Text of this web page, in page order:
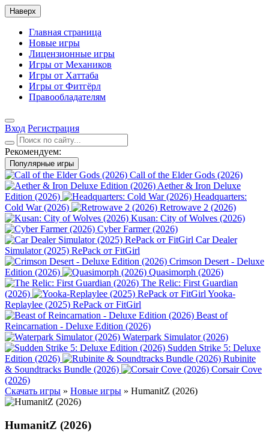
Наверх
Главная страница
Новые игры
Лицензионные игры
Игры от Механиков
Игры от Хаттаба
Игры от Фитгёрл
Правообладателям
Вход Регистрация
Рекомендуем:
Популярные игры
Call of the Elder Gods (2026)
Aether & Iron Deluxe
Edition (2026)
Headquarters:
Cold War (2026)
Retrowave 2 (2026)
Kusan: City of Wolves (2026)
Cyber Farmer (2026)
Car Dealer
Simulator (2025) RePack от FitGirl
Crimson Desert - Deluxe
Edition (2026)
Quasimorph (2026)
The Relic: First Guardian
(2026)
Yooka-
Replaylee (2025) RePack от FitGirl
Beast of
Reincarnation - Deluxe Edition (2026)
Waterpark Simulator (2026)
Sudden Strike 5: Deluxe
Edition (2026)
Rubinite
& Soundtracks Bundle (2026)
Corsair Cove
(2026)
Скачать игры » Новые игры » HumanitZ (2026)
HumanitZ (2026)